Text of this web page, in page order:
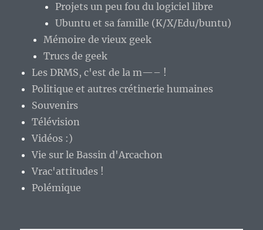
Projets un peu fou du logiciel libre
Ubuntu et sa famille (K/X/Edu/buntu)
Mémoire de vieux geek
Trucs de geek
Les DRMS, c'est de la m—– !
Politique et autres crétinerie humaines
Souvenirs
Télévision
Vidéos :)
Vie sur le Bassin d'Arcachon
Vrac'attitudes !
Polémique